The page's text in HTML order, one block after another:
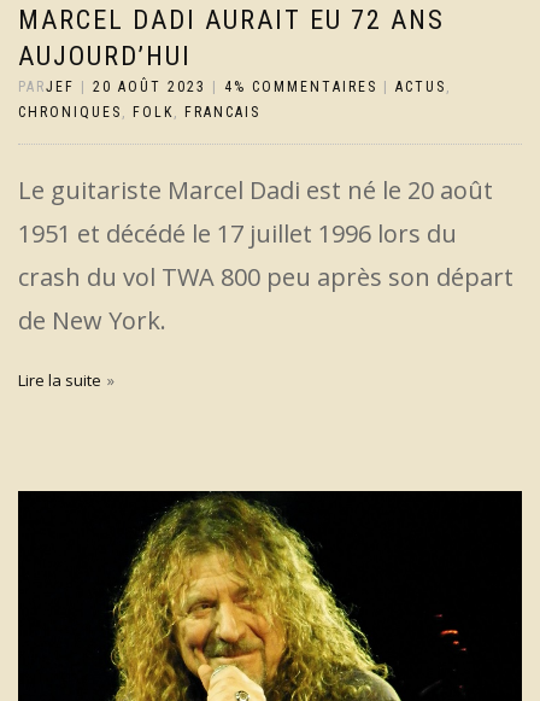
MARCEL DADI AURAIT EU 72 ANS
AUJOURD’HUI
PARJEF | 20 AOÛT 2023 | 4% COMMENTAIRES | ACTUS
CHRONIQUES
FOLK FRANCAIS
Le guitariste Marcel Dadi est né le 20 août
1951 et décédé le 17 juillet 1996 lors du
crash du vol TWA 800 peu après son départ
de New York.
Lire la suite